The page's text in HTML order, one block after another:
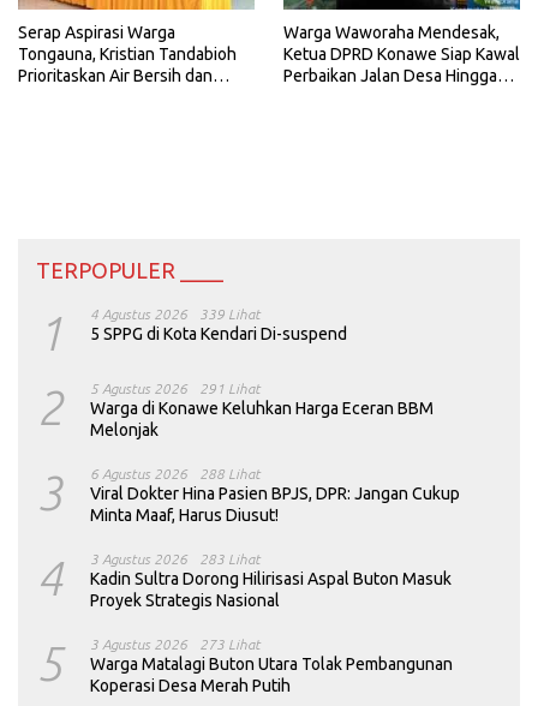
Serap Aspirasi Warga
Tongauna, Kristian Tandabioh
Prioritaskan Air Bersih dan
Warga Waworaha Mendesak,
Ketua DPRD Konawe Siap Kawal
Perbaikan Jalan Desa Hingga
TERPOPULER ____
1 4 Agustus 2026 339 Lihat
5 SPPG di Kota Kendari Di-suspend
2 5 Agustus 2026 291 Lihat
Warga di Konawe Keluhkan Harga Eceran BBM
Melonjak
3 6 Agustus 2026 288 Lihat
Viral Dokter Hina Pasien BPJS, DPR: Jangan Cukup
Minta Maaf, Harus Diusut!
4 3 Agustus 2026 283 Lihat
Kadin Sultra Dorong Hilirisasi Aspal Buton Masuk
Proyek Strategis Nasional
5 3 Agustus 2026 273 Lihat
Warga Matalagi Buton Utara Tolak Pembangunan
Koperasi Desa Merah Putih